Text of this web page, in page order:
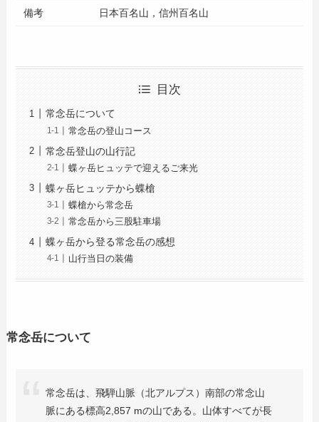
備考 日本百名山，信州百名山
目次
常念岳について
常念岳の登山コース
常念岳登山の山行記
蝶ヶ岳ヒュッテで迎えるご来光
蝶ヶ岳ヒュッテから蝶槍
蝶槍から常念岳
常念岳から三股駐車場
蝶ヶ岳から登る常念岳の感想
山行当日の装備
常念岳について
常念岳は、飛騨山脈（北アルプス）南部の常念山
脈にある標高2,857 mの山である。山体すべてが長